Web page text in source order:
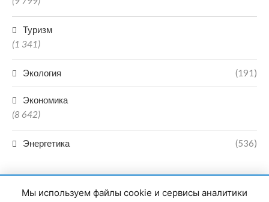
Туризм
(1 341)
Экология (191)
Экономика
(8 642)
Энергетика (536)
Мы используем файлы cookie и сервисы аналитики